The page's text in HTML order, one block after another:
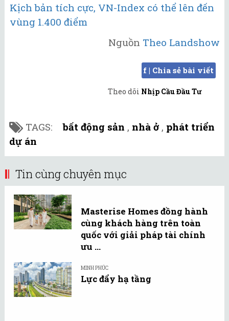
Kịch bản tích cực, VN-Index có thể lên đến
vùng 1.400 điểm
Nguồn Theo Landshow
f | Chia sẻ bài viết
Theo dõi Nhịp Cầu Đầu Tư
TAGS:bất động sản , nhà ở , phát triển
dự án
Tin cùng chuyên mục
Masterise Homes đồng hành
cùng khách hàng trên toàn
quốc với giải pháp tài chính
ưu ...
MINH PHÚC
Lực đẩy hạ tầng